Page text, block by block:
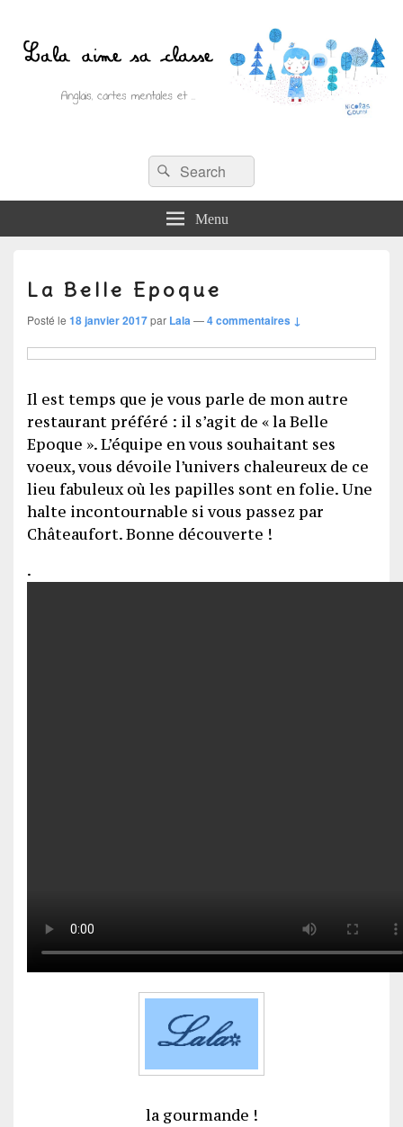
Lala aime sa classe
Anglais, cartes mentales et ….Recherche :
Rechercher
Menu
La Belle Epoque
Posté le 18 janvier 2017par Lala—4 commentaires ↓
Il est temps que je vous parle de mon autre
restaurant préféré : il s’agit de « la Belle
Epoque ». L’équipe en vous souhaitant ses
voeux, vous dévoile l’univers chaleureux de ce
lieu fabuleux où les papilles sont en folie. Une
halte incontournable si vous passez par
Châteaufort. Bonne découverte !
.
la gourmande !